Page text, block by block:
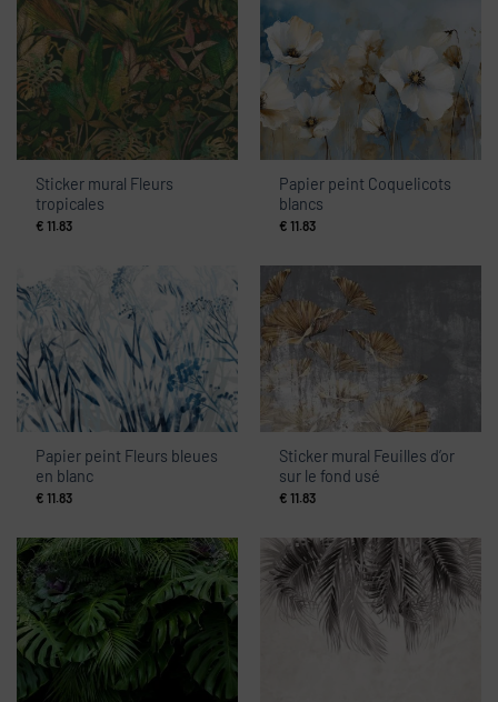
Sticker mural Fleurs
tropicales
€ 11.83
Papier peint Coquelicots
blancs
€ 11.83
Papier peint Fleurs bleues
en blanc
€ 11.83
Sticker mural Feuilles d’or
sur le fond usé
€ 11.83